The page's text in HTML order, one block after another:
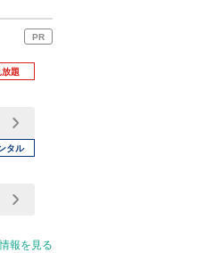
PR
放題
タル
報を見る